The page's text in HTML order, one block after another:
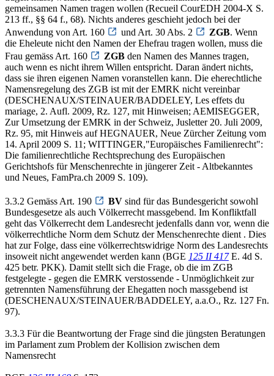
gemeinsamen Namen tragen wollen (Recueil CourEDH 2004-X S.
213 ff., §§ 64 f., 68). Nichts anderes geschieht jedoch bei der
Anwendung von Art. 160
und Art. 30 Abs. 2 ZGB. Wenn
die Eheleute nicht den Namen der Ehefrau tragen wollen, muss die
Frau gemäss Art. 160
ZGB den Namen des Mannes tragen,
auch wenn es nicht ihrem Willen entspricht. Daran ändert nichts,
dass sie ihren eigenen Namen voranstellen kann. Die eherechtliche
Namensregelung des ZGB ist mit der EMRK nicht vereinbar
(DESCHENAUX/STEINAUER/BADDELEY, Les effets du
mariage, 2. Aufl. 2009, Rz. 127, mit Hinweisen; AEMISEGGER,
Zur Umsetzung der EMRK in der Schweiz, Jusletter 20. Juli 2009,
Rz. 95, mit Hinweis auf HEGNAUER, Neue Zürcher Zeitung vom
14. April 2009 S. 11; WITTINGER,"Europäisches Familienrecht":
Die familienrechtliche Rechtsprechung des Europäischen
Gerichtshofs für Menschenrechte in jüngerer Zeit - Altbekanntes
und Neues, FamPra.ch 2009 S. 109).
3.3.2 Gemäss Art. 190 BV sind für das Bundesgericht sowohl
Bundesgesetze als auch Völkerrecht massgebend. Im Konfliktfall
geht das Völkerrecht dem Landesrecht jedenfalls dann vor, wenn die
völkerrechtliche Norm dem Schutz der Menschenrechte dient . Dies
hat zur Folge, dass eine völkerrechtswidrige Norm des Landesrechts
insoweit nicht angewendet werden kann (BGE 125 II 417E. 4d S.
425 betr. PKK). Damit stellt sich die Frage, ob die im ZGB
festgelegte - gegen die EMRK verstossende - Unmöglichkeit zur
getrennten Namensführung der Ehegatten noch massgebend ist
(DESCHENAUX/STEINAUER/BADDELEY, a.a.O., Rz. 127 Fn.
97).
3.3.3 Für die Beantwortung der Frage sind die jüngsten Beratungen
im Parlament zum Problem der Kollision zwischen dem
Namensrecht